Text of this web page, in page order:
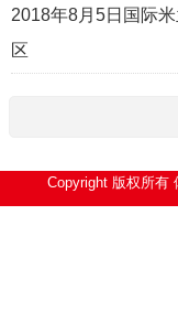
2018年8月5日国际
区
Copyright 版权所有